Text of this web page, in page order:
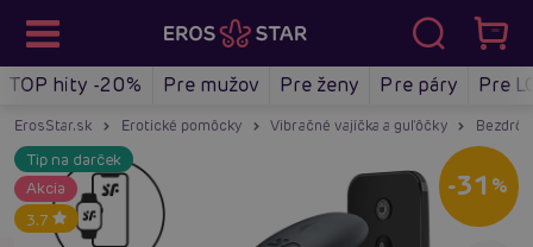
TOP hity -20% Pre mužov Pre ženy Pre páry Pre
ErosStar.sk Erotické pomôcky Vibračné vajíčka a guľôčky
Tip na darček
Akcia
3.7
-31 %